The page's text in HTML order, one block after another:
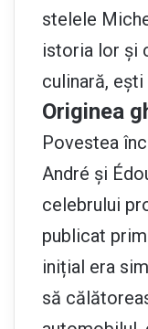
stelele
istoria lor și
culinară,
Originea
Povestea
André și
celebrului
publicat
inițial era
să